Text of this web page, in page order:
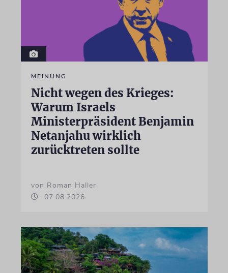
MEINUNG
Nicht wegen des Krieges:
Warum Israels
Ministerpräsident Benjamin
Netanjahu wirklich
zurücktreten sollte
von Roman Haller
07.08.2026